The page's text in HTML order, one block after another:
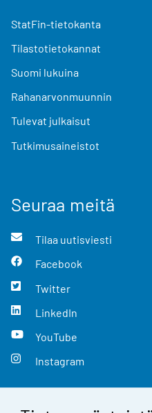
StatFin-tietokanta
Tilastotietokannat
Suomi lukuina
Rahanarvonmuunnin
Tulevat julkaisut
Tutkimusaineistot
Seuraa meitä
Tilaa uutisviesti
Facebook
Twitter
LinkedIn
YouTube
Instagram